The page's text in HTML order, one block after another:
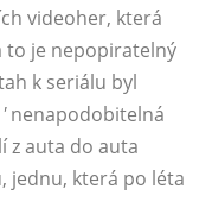
videoher, která
to je nepopiratelný
k seriálu byl
'nenapodobitelná
z auta do auta
jednu, která po léta